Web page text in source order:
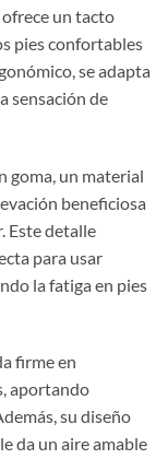
ofrece un tacto
pies confortables
se adapta
sensación de
goma, un material
beneficiosa
Este detalle
para usar
la fatiga en pies
firme en
aportando
su diseño
da un aire amable